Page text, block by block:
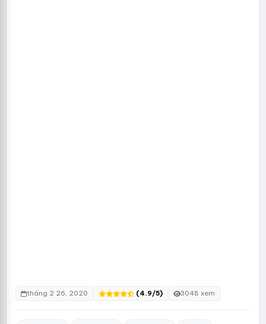
tháng 2 26, 2020 (4.9/5) 3048 xem